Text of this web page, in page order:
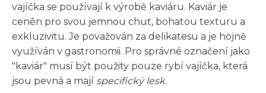
vajíčka se používají k výrobě kaviáru. Kaviár je
ceněn pro svou jemnou chuť, bohatou texturu a
exkluzivitu. Je považován za delikatesu a je hojně
využíván v gastronomii. Pro správné označení jako
"kaviár" musí být použity pouze rybí vajíčka, která
jsou pevná a mají specifický lesk.